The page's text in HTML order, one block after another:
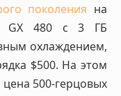
поколения на
GX 480 с 3 ГБ
охлаждением,
$500. На этом
500-герцовых